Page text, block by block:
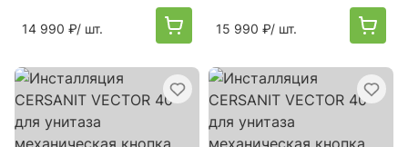
14 990 ₽/ шт. 15 990 ₽/ шт.